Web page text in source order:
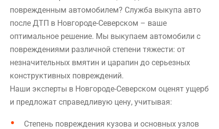
поврежденным автомобилем? Служба выкупа авто
после ДТП в Новгороде-Северском – ваше
оптимальное решение. Мы выкупаем автомобили с
повреждениями различной степени тяжести: от
незначительных вмятин и царапин до серьезных
конструктивных повреждений.
Наши эксперты в Новгороде-Северском оценят ущерб
и предложат справедливую цену, учитывая:
Степень повреждения кузова и основных узлов